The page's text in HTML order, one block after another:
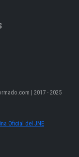
| 2017 - 2025
Oficial del JNE